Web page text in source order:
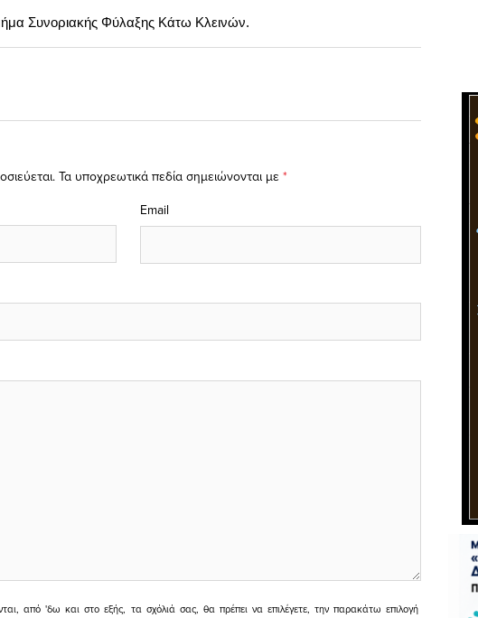
Συνοριακής Φύλαξης Κάτω Κλεινών.
Τα υποχρεωτικά πεδία σημειώνονται με *
Email
από 'δω και στο εξής, τα σχόλιά σας, θα πρέπει να επιλέγετε, την παρακάτω επιλογή